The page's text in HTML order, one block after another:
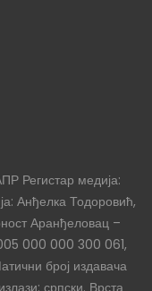
Регистар медија:
Анђелка Тодоровић,
Аранђеловац –
000 000 300 061,
број издавача
српски. Врста